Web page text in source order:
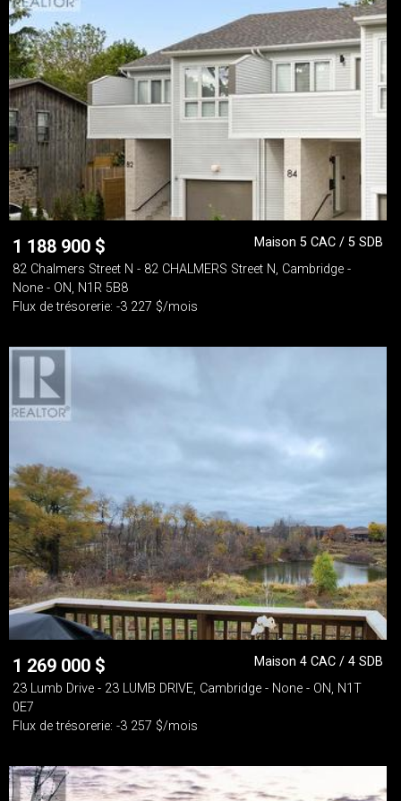
1 188 900 $
Maison 5 CAC / 5 SDB
82 Chalmers Street N - 82 CHALMERS Street N, Cambridge -
None - ON, N1R 5B8
Flux de trésorerie: -3 227 $/mois
1 269 000 $
Maison 4 CAC / 4 SDB
23 Lumb Drive - 23 LUMB DRIVE, Cambridge - None - ON, N1T
0E7
Flux de trésorerie: -3 257 $/mois